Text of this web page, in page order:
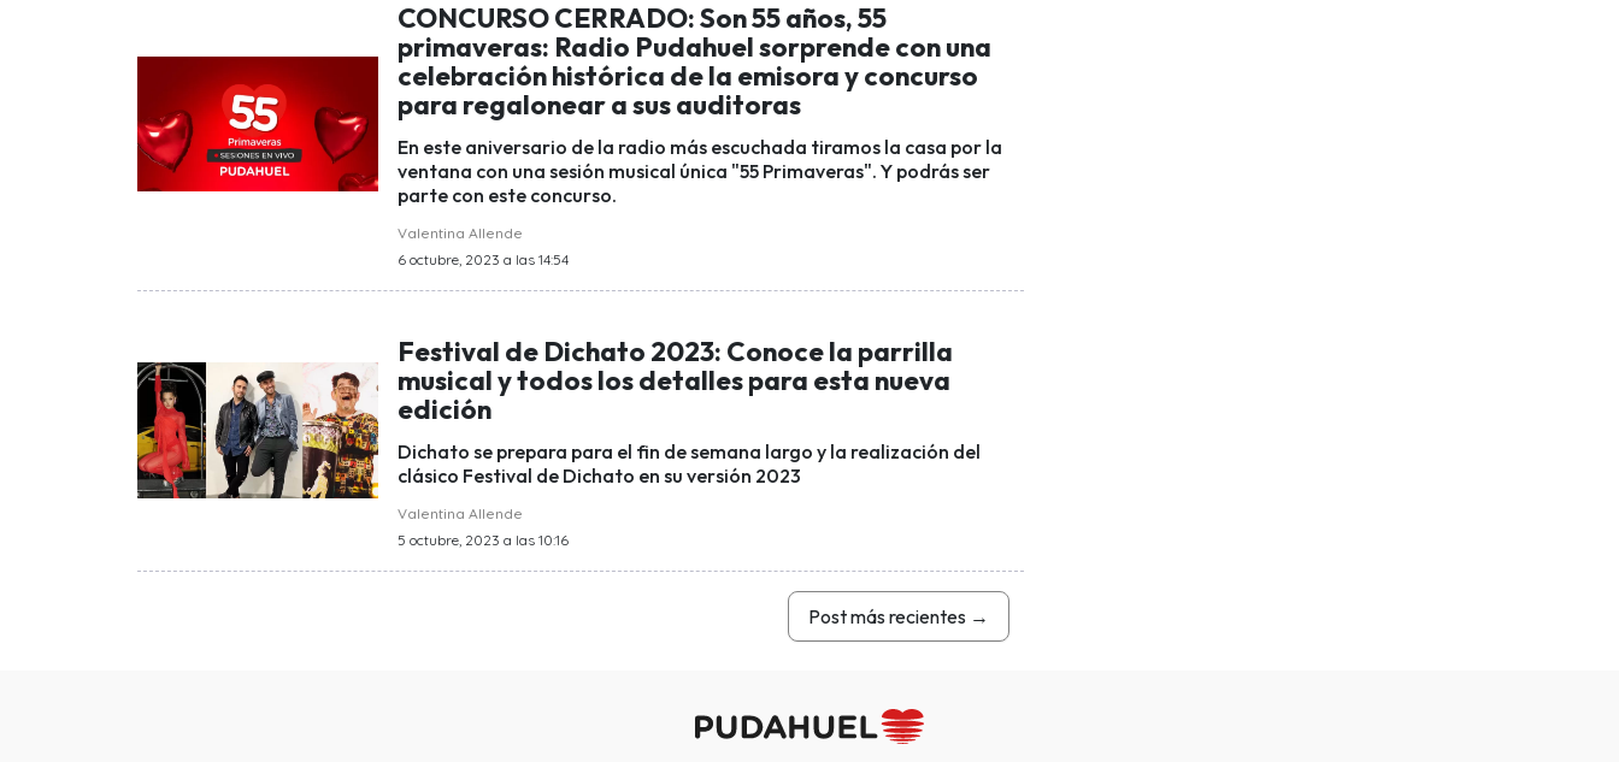
CONCURSO CERRADO: Son 55 años, 55
primaveras: Radio Pudahuel sorprende con una
celebración histórica de la emisora y concurso
para regalonear a sus auditoras
En este aniversario de la radio más escuchada tiramos la casa por la
ventana con una sesión musical única "55 Primaveras". Y podrás ser
parte con este concurso.
Valentina Allende
6 octubre, 2023 a las 14:54
Festival de Dichato 2023: Conoce la parrilla
musical y todos los detalles para esta nueva
edición
Dichato se prepara para el fin de semana largo y la realización del
clásico Festival de Dichato en su versión 2023
Valentina Allende
5 octubre, 2023 a las 10:16
Post más recientes →